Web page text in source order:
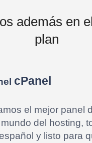
además en
plan
cPanel
el mejor panel
del hosting,
y listo para